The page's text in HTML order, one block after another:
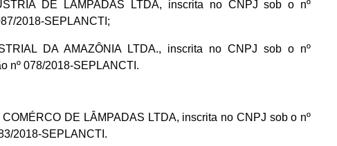
DE LÂMPADAS LTDA, inscrita no CNPJ sob o nº
2018-SEPLANCTI;
DA AMAZÔNIA LTDA., inscrita no CNPJ sob o nº
nº 078/2018-SEPLANCTI.
DE LÂMPADAS LTDA, inscrita no CNPJ sob o nº
2018-SEPLANCTI.